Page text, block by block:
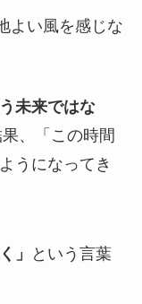
よい風を感じな
未来ではな
果、「この時間
うになってき
」
という言葉